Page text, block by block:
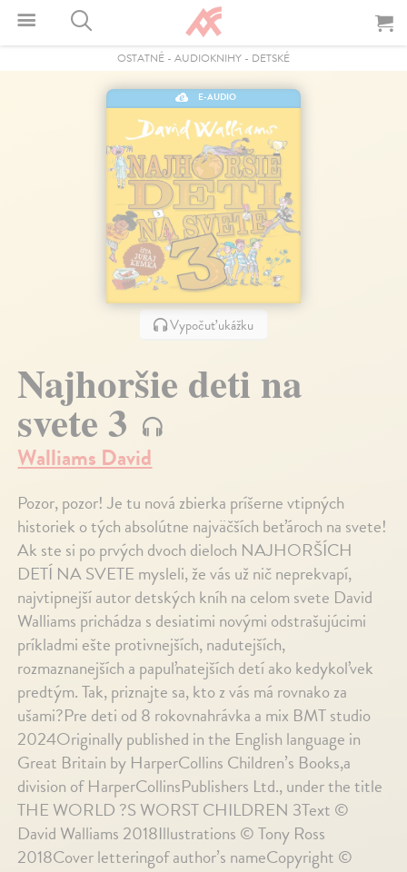
OSTATNÉ - AUDIOKNIHY - DETSKÉ
E-AUDIO
Vypočuť ukážku
Najhoršie deti na
svete 3
Walliams David
Pozor, pozor! Je tu nová zbierka príšerne vtipných
historiek o tých absolútne najväčších beťároch na svete!
Ak ste si po prvých dvoch dieloch NAJHORŠÍCH
DETÍ NA SVETE mysleli, že vás už nič neprekvapí,
najvtipnejší autor detských kníh na celom svete David
Walliams prichádza s desiatimi novými odstrašujúcimi
príkladmi ešte protivnejších, nadutejších,
rozmaznanejších a papuľnatejších detí ako kedykoľvek
predtým. Tak, priznajte sa, kto z vás má rovnako za
ušami?Pre deti od 8 rokovnahrávka a mix BMT studio
2024Originally published in the English language in
Great Britain by HarperCollins Children’s Books,a
division of HarperCollinsPublishers Ltd., under the title
THE WORLD ?S WORST CHILDREN 3Text ©
David Walliams 2018Illustrations © Tony Ross
2018Cover letteringof author’s nameCopyright ©